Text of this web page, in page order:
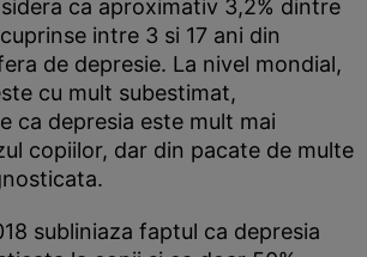
ca aproximativ 3,2% dintre
intre 3 si 17 ani din
de depresie. La nivel mondial,
cu mult subestimat,
ca depresia este mult mai
copiilor, dar din pacate de multe
subliniaza faptul ca depresia